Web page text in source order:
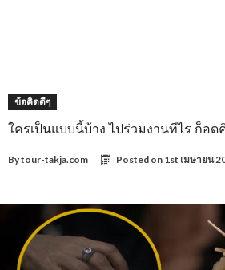
ข้อคิดดีๆ
ใครเป็นแบบนี้บ้าง ไปร่วมงานทีไร ก็อ
Bytour-takja.com Posted on 1st เมษายน